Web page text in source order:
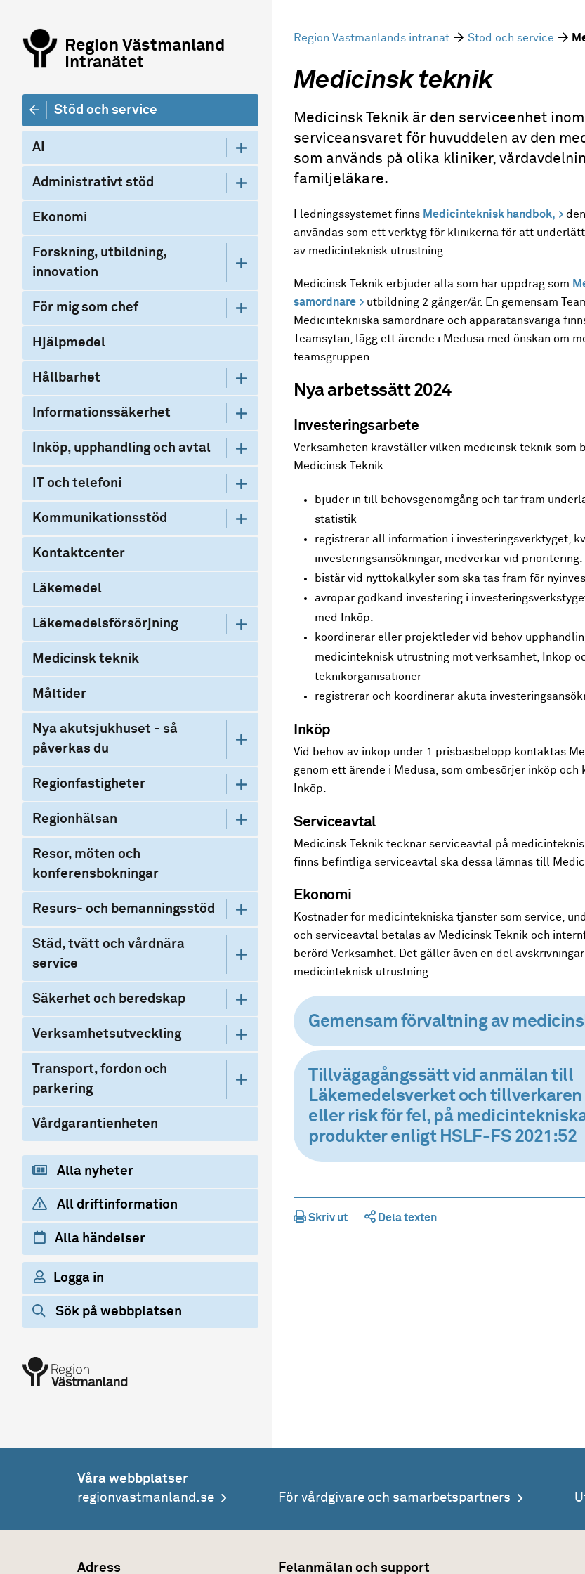
Region Västmanland
Intranätet
Stöd och service
AI
Administrativt stöd
Ekonomi
Forskning, utbildning,
innovation
För mig som chef
Hjälpmedel
Hållbarhet
Informationssäkerhet
Inköp, upphandling och avtal
IT och telefoni
Kommunikationsstöd
Kontaktcenter
Läkemedel
Läkemedelsförsörjning
Medicinsk teknik
Måltider
Nya akutsjukhuset - så
påverkas du
Regionfastigheter
Regionhälsan
Resor, möten och
konferensbokningar
Resurs- och bemanningsstöd
Städ, tvätt och vårdnära
service
Säkerhet och beredskap
Verksamhetsutveckling
Transport, fordon och
parkering
Vårdgarantienheten
Alla nyheter
All driftinformation
Alla händelser
Logga in
Sök på webbplatsen
Region Västmanlands intranät Stöd och service
Medicinsk teknik
Medicinsk Teknik är den serviceenhet
serviceansvaret för huvuddelen av den
som används på olika kliniker,
familjeläkare.
I ledningssystemet finns Medicinteknisk handbok,
användas som ett verktyg för klinikerna för att
av medicinteknisk utrustning.
Medicinsk Teknik erbjuder alla som har uppdrag som
samordnare
utbildning 2 gånger/år. En gemensam
Medicintekniska samordnare och apparatansvariga
Teamsytan, lägg ett ärende i Medusa med önskan om
teamsgruppen.
Nya arbetssätt 2024
Investeringsarbete
Verksamheten kravställer vilken medicinsk teknik som
Medicinsk Teknik:
bjuder in till behovsgenomgång och tar fram
statistik
registrerar all information i investeringsverktyget,
investeringsansökningar, medverkar vid prioritering.
bistår vid nyttokalkyler som ska tas fram för
avropar godkänd investering i
med Inköp.
koordinerar eller projektleder vid behov
medicinteknisk utrustning mot verksamhet, Inköp
teknikorganisationer
registrerar och koordinerar akuta
Inköp
Vid behov av inköp under 1 prisbasbelopp kontaktas
genom ett ärende i Medusa, som ombesörjer inköp och
Inköp.
Serviceavtal
Medicinsk Teknik tecknar serviceavtal på
finns befintliga serviceavtal ska dessa lämnas till
Ekonomi
Kostnader för medicintekniska tjänster som service,
och serviceavtal betalas av Medicinsk Teknik och
berörd Verksamhet. Det gäller även en del
medicinteknisk utrustning.
Gemensam förvaltning av
Tillvägagångssätt vid anmälan till
Läkemedelsverket och tillverkaren
eller risk för fel, på
produkter enligt HSLF-FS 2021:52
Skriv ut Dela texten
Våra webbplatser
regionvastmanland.se
För vårdgivare och samarbetspartners
Adress Felanmälan och support